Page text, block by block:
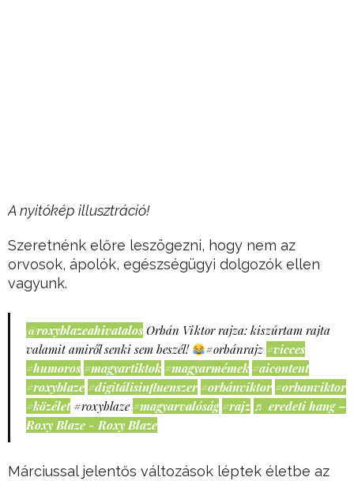
A nyitókép illusztráció!
Szeretnénk előre leszögezni, hogy nem az
orvosok, ápolók, egészségügyi dolgozók ellen
vagyunk.
@roxyblazeahivatalos Orbán Viktor rajza: kiszúrtam rajta
valamit amiről senki sem beszél!
#orbánrajz #vicces
#humoros #magyartiktok #magyarmémek #aicontent
#roxyblaze #digitálisinfluenszer #orbánviktor #orbanviktor
#közélet #roxyblaze #magyarvalóság #rajz ♬ eredeti hang –
Roxy Blaze - Roxy Blaze
Márciussal jelentős változások léptek életbe az